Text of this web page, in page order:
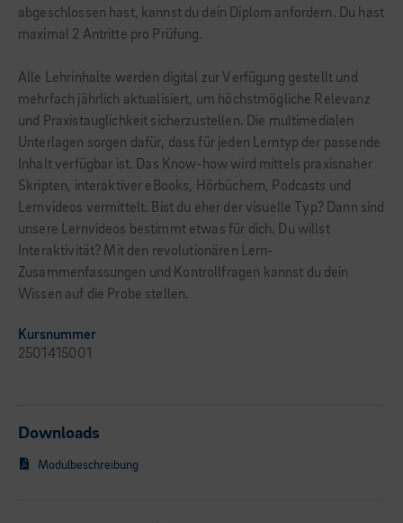
abgeschlossen hast, kannst du dein Diplom anfordern. Du hast
maximal 2 Antritte pro Prüfung.
Alle Lehrinhalte werden digital zur Verfügung gestellt und
mehrfach jährlich aktualisiert, um höchstmögliche Relevanz
und Praxistauglichkeit sicherzustellen. Die multimedialen
Unterlagen sorgen dafür, dass für jeden Lerntyp der passende
Inhalt verfügbar ist. Das Know-how wird mittels praxisnaher
Skripten, interaktiver eBooks, Hörbüchern, Podcasts und
Lernvideos vermittelt. Bist du eher der visuelle Typ? Dann sind
unsere Lernvideos bestimmt etwas für dich. Du willst
Interaktivität? Mit den revolutionären Lern-
Zusammenfassungen und Kontrollfragen kannst du dein
Wissen auf die Probe stellen.
Kursnummer
2501415001
Downloads
Modulbeschreibung